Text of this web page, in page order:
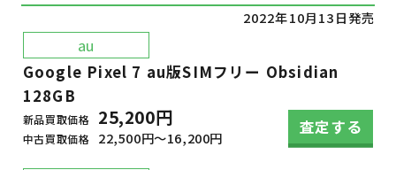
2022年10月13日発売
au
Google Pixel 7 au版SIMフリー Obsidian
128GB
新品買取価格 25,200円
中古買取価格 22,500円～16,200円
査定する